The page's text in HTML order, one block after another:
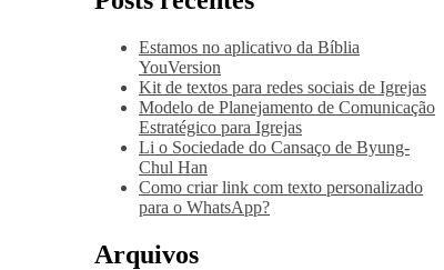
Estamos no aplicativo da Bíblia
YouVersion
Kit de textos para redes sociais de Igrejas
Modelo de Planejamento de Comunicação
Estratégico para Igrejas
Li o Sociedade do Cansaço de Byung-
Chul Han
Como criar link com texto personalizado
para o WhatsApp?
Arquivos